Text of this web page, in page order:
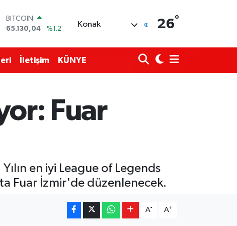
BITCOIN
65.130,04
%1.2
47,7106
%0.17
EURO
6648.99
%2.59
BİST100
Konak 26°
İletişim KÜNYE
Fuar
en iyi League of Legends
Fuar İzmir'de düzenlenecek.
A- A+